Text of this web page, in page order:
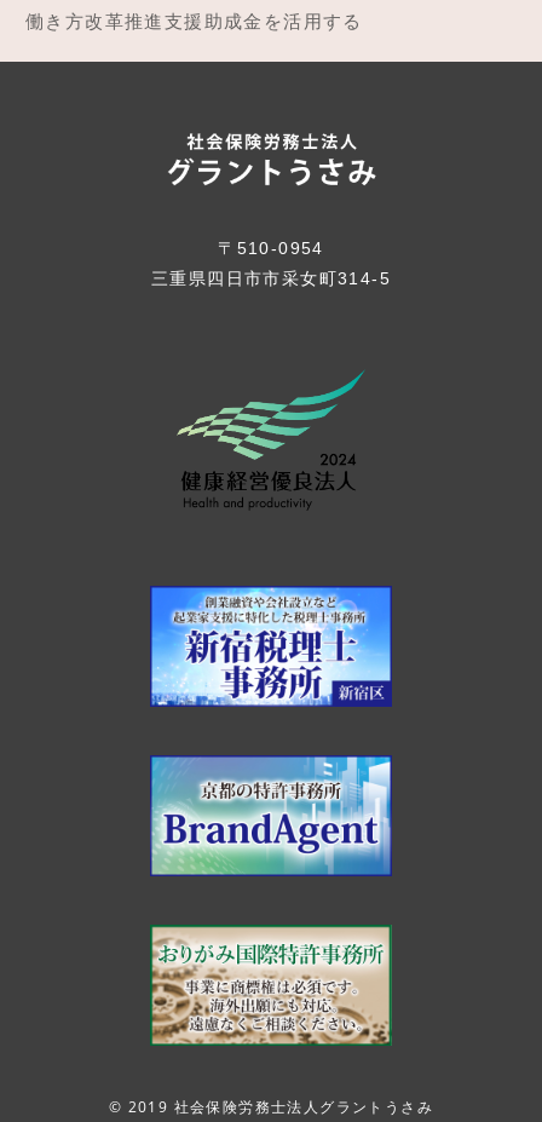
働き方改革推進支援助成金を活用する
〒510-0954
三重県四日市市采女町314-5
© 2019 社会保険労務士法人グラントうさみ